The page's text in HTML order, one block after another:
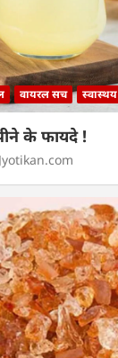
वायरल सच स्वास्थय
के फायदे !